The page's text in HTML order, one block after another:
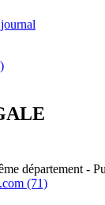
département -
(71)